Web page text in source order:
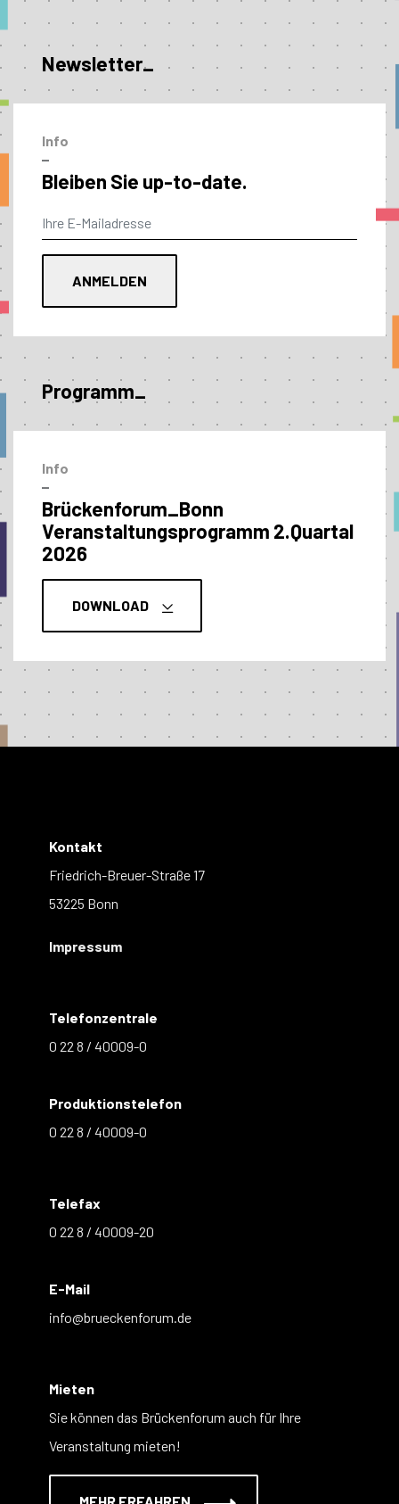
Newsletter_
Info
–
Bleiben Sie up-to-date.
Programm_
Info
–
Brückenforum_Bonn
Veranstaltungs­programm 2.Quartal
2026
DOWNLOAD
Kontakt
Friedrich-Breuer-Straße 17
53225 Bonn
Impressum
Telefonzentrale
0 22 8 / 40009-0
Produktionstelefon
0 22 8 / 40009-0
Telefax
0 22 8 / 40009-20
E-Mail
info@brueckenforum.de
Mieten
Sie können das Brückenforum auch für Ihre
Veranstaltung mieten!
MEHR ERFAHREN